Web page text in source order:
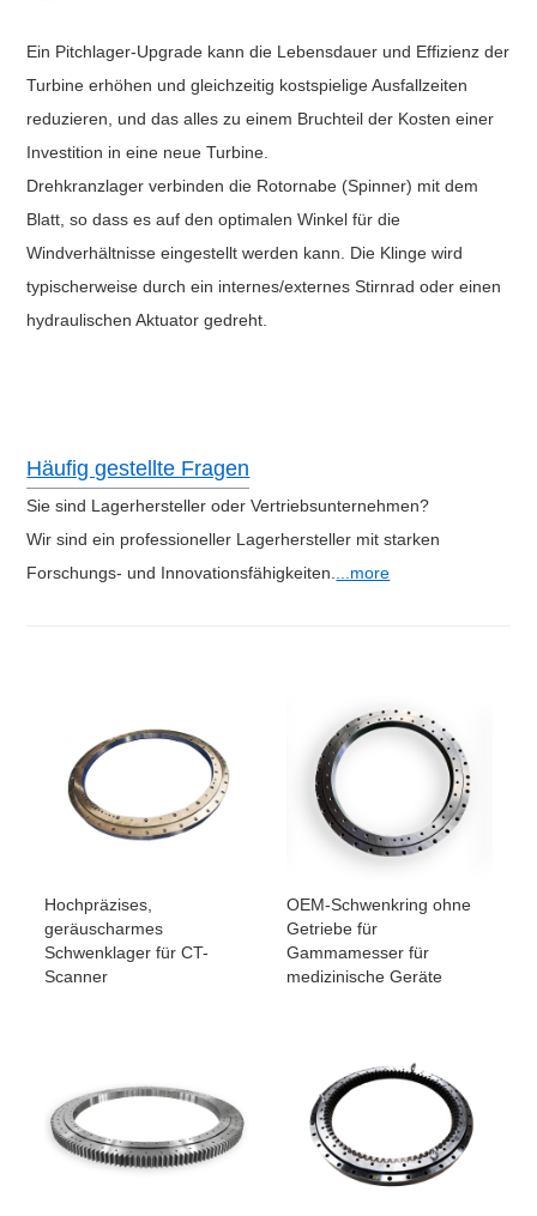
Ein Pitchlager-Upgrade kann die Lebensdauer und Effizienz der
Turbine erhöhen und gleichzeitig kostspielige Ausfallzeiten
reduzieren, und das alles zu einem Bruchteil der Kosten einer
Investition in eine neue Turbine.
Drehkranzlager verbinden die Rotornabe (Spinner) mit dem
Blatt, so dass es auf den optimalen Winkel für die
Windverhältnisse eingestellt werden kann. Die Klinge wird
typischerweise durch ein internes/externes Stirnrad oder einen
hydraulischen Aktuator gedreht.
Häufig gestellte Fragen
Sie sind Lagerhersteller oder Vertriebsunternehmen?
Wir sind ein professioneller Lagerhersteller mit starken
Forschungs- und Innovationsfähigkeiten....more
Hochpräzises,
geräuscharmes
Schwenklager für CT-
Scanner
OEM-Schwenkring ohne
Getriebe für
Gammamesser für
medizinische Geräte